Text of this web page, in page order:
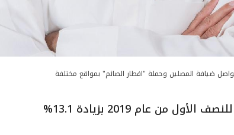
ضيافة المصلين وحملة "افطار الصائم" بمواقع مختلفة